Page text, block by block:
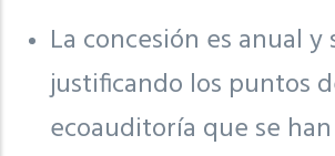
La concesión es anual y
justificando los puntos
ecoauditoría que se